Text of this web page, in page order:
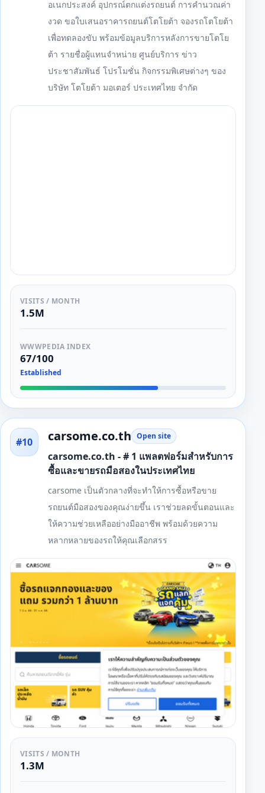
อเนกประสงค์ อุปกรณ์ตกแต่งรถยนต์ การคำนวณค่า
งวด ขอใบเสนอราคารถยนต์โตโยต้า จองรถโตโยต้า
เพื่อทดลองขับ พร้อมข้อมูลบริการหลังการขายโตโย
ต้า รายชื่อผู้แทนจำหน่าย ศูนย์บริการ ข่าว
ประชาสัมพันธ์ โปรโมชั่น กิจกรรมพิเศษต่างๆ ของ
บริษัท โตโยต้า มอเตอร์ ประเทศไทย จำกัด
VISITS / MONTH
1.5M
WWWPEDIA INDEX
67/100
Established
#10 carsome.co.th Open site
carsome.co.th - # 1 แพลตฟอร์มสำหรับการ
ซื้อและขายรถมือสองในประเทศไทย
carsome เป็นตัวกลางที่จะทำให้การซื้อหรือขาย
รถยนต์มือสองของคุณง่ายขึ้น เราช่วยลดขั้นตอนและ
ให้ความช่วยเหลืออย่างมืออาชีพ พร้อมด้วยความ
หลากหลายของรถให้คุณเลือกสรร
VISITS / MONTH
1.3M